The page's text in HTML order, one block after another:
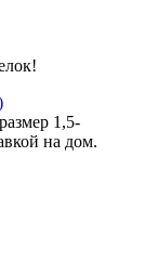
1,5-
на дом.